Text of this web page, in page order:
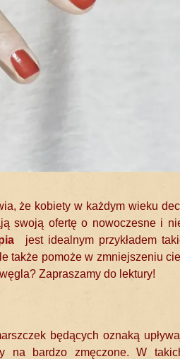
że kobiety w każdym wieku
swoją ofertę o nowoczesne i
jest idealnym przykładem
także pomoże w zmniejszeniu
Zapraszamy do lektury!
będących oznaką
bardzo zmęczone. W